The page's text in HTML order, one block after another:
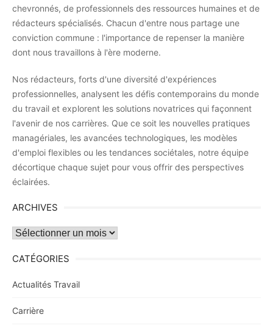
chevronnés, de professionnels des ressources humaines et de
rédacteurs spécialisés. Chacun d'entre nous partage une
conviction commune : l'importance de repenser la manière
dont nous travaillons à l'ère moderne.
Nos rédacteurs, forts d'une diversité d'expériences
professionnelles, analysent les défis contemporains du monde
du travail et explorent les solutions novatrices qui façonnent
l'avenir de nos carrières. Que ce soit les nouvelles pratiques
managériales, les avancées technologiques, les modèles
d'emploi flexibles ou les tendances sociétales, notre équipe
décortique chaque sujet pour vous offrir des perspectives
éclairées.
ARCHIVES
Archives
CATÉGORIES
Actualités Travail
Carrière